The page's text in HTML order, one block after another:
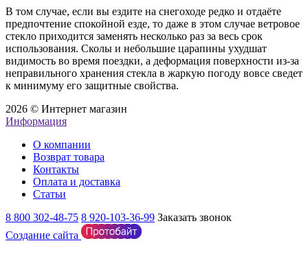
В том случае, если вы ездите на снегоходе редко и отдаёте
предпочтение спокойной езде, то даже в этом случае ветровое
стекло приходится заменять несколько раз за весь срок
использования. Сколы и небольшие царапины ухудшат
видимость во время поездки, а деформация поверхности из-за
неправильного хранения стекла в жаркую погоду вовсе сведет
к минимуму его защитные свойства.
2026 © Интернет магазин
Информация
О компании
Возврат товара
Контакты
Оплата и доставка
Статьи
8 800 302-48-75 8 920-103-36-99 Заказать звонок
Создание сайта